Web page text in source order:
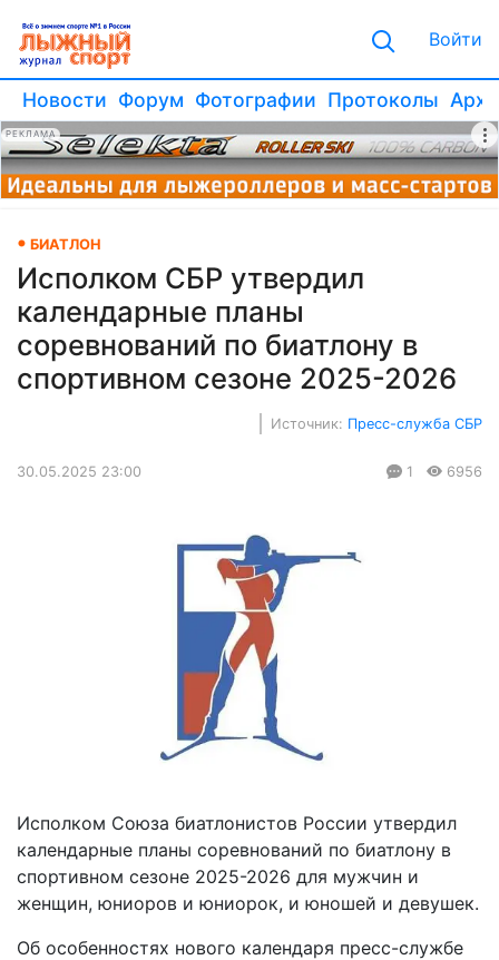
Войти
Новости Форум Фотографии Протоколы
РЕКЛАМА
БИАТЛОН
Исполком СБР утвердил
календарные планы
соревнований по биатлону в
спортивном сезоне 2025-2026
Источник: Пресс-служба СБР
30.05.2025 23:00 1 6956
Исполком Союза биатлонистов России утвердил
календарные планы соревнований по биатлону в
спортивном сезоне 2025-2026 для мужчин и
женщин, юниоров и юниорок, и юношей и девушек.
Об особенностях нового календаря пресс-службе